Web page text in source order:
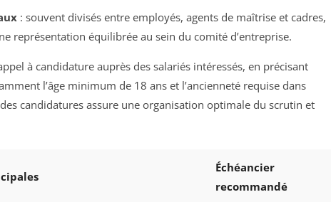
: souvent divisés entre employés, agents de maîtrise et cadres,
représentation équilibrée au sein du comité d’entreprise.
à candidature auprès des salariés intéressés, en précisant
l’âge minimum de 18 ans et l’ancienneté requise dans
candidatures assure une organisation optimale du scrutin et
Échéancier
recommandé